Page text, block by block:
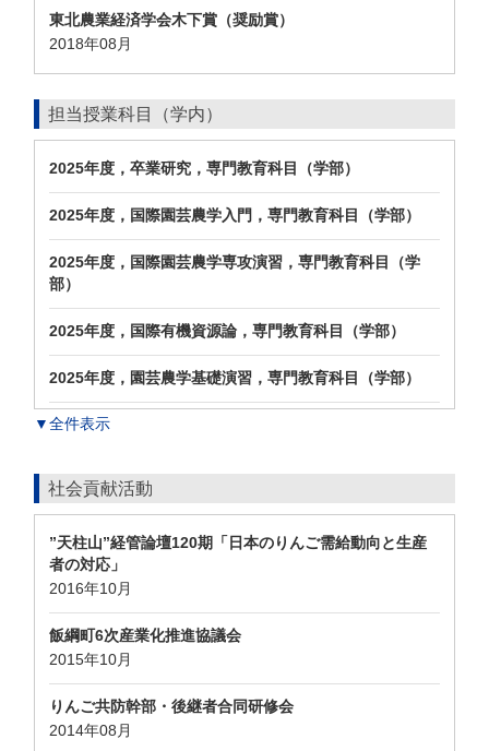
東北農業経済学会木下賞（奨励賞）
2018年08月
担当授業科目（学内）
2025年度，卒業研究，専門教育科目（学部）
2025年度，国際園芸農学入門，専門教育科目（学部）
2025年度，国際園芸農学専攻演習，専門教育科目（学
部）
2025年度，国際有機資源論，専門教育科目（学部）
2025年度，園芸農学基礎演習，専門教育科目（学部）
▼全件表示
社会貢献活動
”天柱山”経管論壇120期「日本のりんご需給動向と生産
者の対応」
2016年10月
飯綱町6次産業化推進協議会
2015年10月
りんご共防幹部・後継者合同研修会
2014年08月